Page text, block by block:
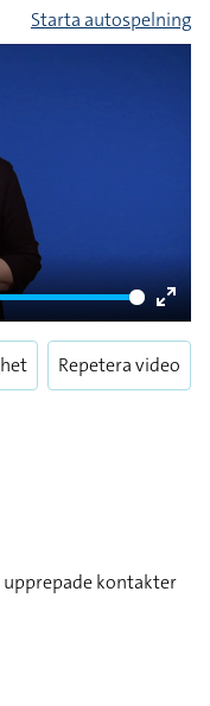
Starta autospelning
Enter
Repetera video
kontakter